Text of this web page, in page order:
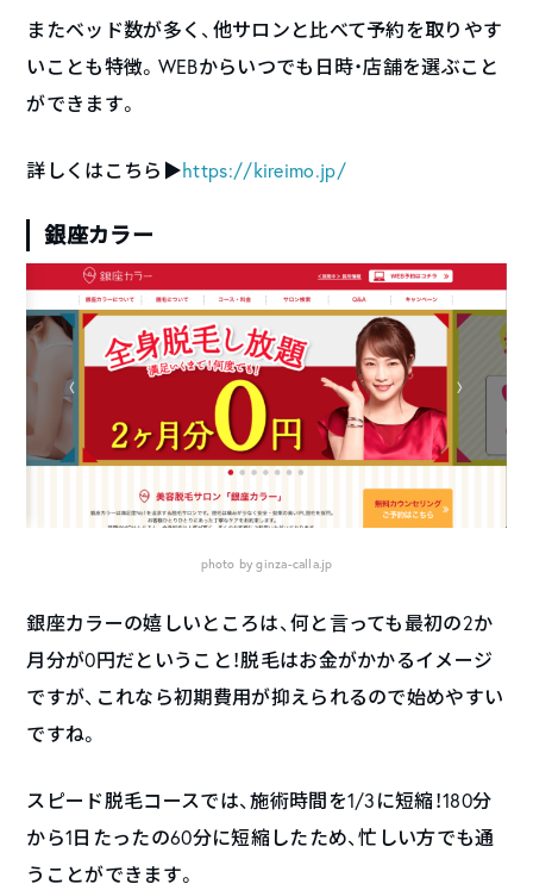
またベッド数が多く、他サロンと比べて予約を取りやす
いことも特徴。WEBからいつでも日時・店舗を選ぶこと
ができます。
詳しくはこちら▶︎https://kireimo.jp/
銀座カラー
photo by ginza-calla.jp
銀座カラーの嬉しいところは、何と言っても最初の2か
月分が0円だということ！脱毛はお金がかかるイメージ
ですが、これなら初期費用が抑えられるので始めやすい
ですね。
スピード脱毛コースでは、施術時間を1/3に短縮！180分
から1日たったの60分に短縮したため、忙しい方でも通
うことができます。